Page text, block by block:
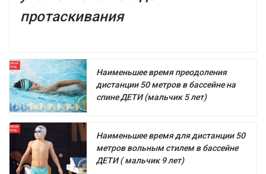
протаскивания
Наименьшее время преодоления
дистанции 50 метров в бассейне на
спине ДЕТИ (мальчик 5 лет)
Наименьшее время для дистанции 50
метров вольным стилем в бассейне
ДЕТИ ( мальчик 9 лет)